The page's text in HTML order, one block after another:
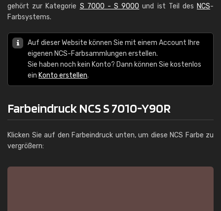
gehört zur Kategorie S 7000 - S 9000 und ist Teil des NCS-
Farbsystems.
Auf dieser Website können Sie mit einem Account Ihre
eigenen NCS-Farbsammlungen erstellen.
Sie haben noch kein Konto? Dann können Sie kostenlos
ein Konto erstellen.
Farbeindruck NCS S 7010-Y90R
Klicken Sie auf den Farbeindruck unten, um diese NCS Farbe zu
vergrößern: